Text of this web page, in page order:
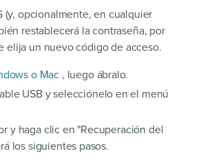
(y, opcionalmente, en cualquier
restablecerá la contraseña, por
elija un nuevo código de acceso.
o Mac , luego ábralo.
USB y selecciónelo en el menú
y haga clic en "Recuperación del
los siguientes pasos.